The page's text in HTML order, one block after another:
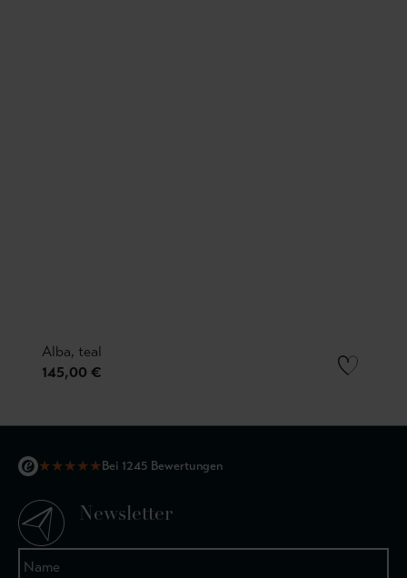
Alba, teal
145,00 €
★★★★★Bei 1245 Bewertungen
Newsletter